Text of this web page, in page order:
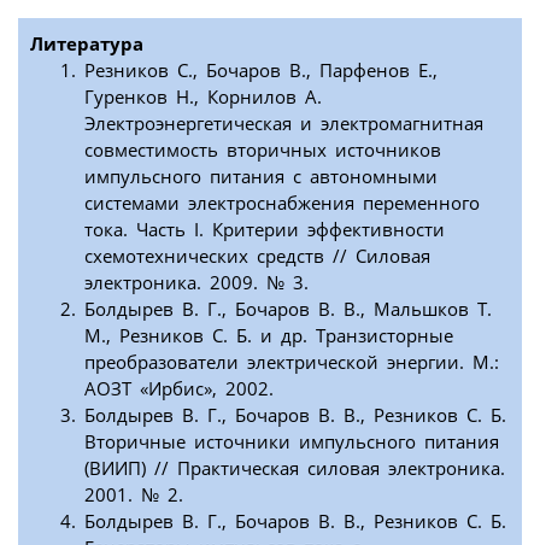
Литература
Резников С., Бочаров В., Парфенов Е.,
Гуренков Н., Корнилов А.
Электроэнергетическая и электромагнитная
совместимость вторичных источников
импульсного питания с автономными
системами электроснабжения переменного
тока. Часть I. Критерии эффективности
схемотехнических средств // Силовая
электроника. 2009. № 3.
Болдырев В. Г., Бочаров В. В., Мальшков Т.
М., Резников С. Б. и др. Транзисторные
преобразователи электрической энергии. М.:
АОЗТ «Ирбис», 2002.
Болдырев В. Г., Бочаров В. В., Резников С. Б.
Вторичные источники импульсного питания
(ВИИП) // Практическая силовая электроника.
2001. № 2.
Болдырев В. Г., Бочаров В. В., Резников С. Б.